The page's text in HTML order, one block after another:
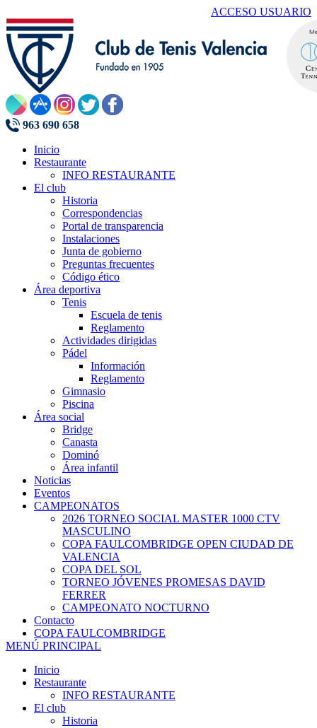
ACCESO USUARIO
963 690 658
Inicio
Restaurante
INFO RESTAURANTE
El club
Historia
Correspondencias
Portal de transparencia
Instalaciones
Junta de gobierno
Preguntas frecuentes
Código ético
Área deportiva
Tenis
Escuela de tenis
Reglamento
Actividades dirigidas
Pádel
Información
Reglamento
Gimnasio
Piscina
Área social
Bridge
Canasta
Dominó
Área infantil
Noticias
Eventos
CAMPEONATOS
2026 TORNEO SOCIAL MASTER 1000 CTV
MASCULINO
COPA FAULCOMBRIDGE OPEN CIUDAD DE
VALENCIA
COPA DEL SOL
TORNEO JÓVENES PROMESAS DAVID
FERRER
CAMPEONATO NOCTURNO
Contacto
COPA FAULCOMBRIDGE
MENÚ PRINCIPAL
Inicio
Restaurante
INFO RESTAURANTE
El club
Historia